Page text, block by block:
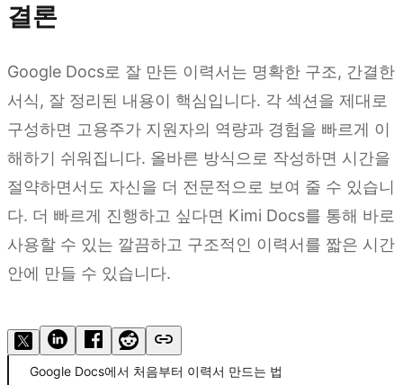
결론
Google Docs로 잘 만든 이력서는 명확한 구조, 간결한
서식, 잘 정리된 내용이 핵심입니다. 각 섹션을 제대로
구성하면 고용주가 지원자의 역량과 경험을 빠르게 이
해하기 쉬워집니다. 올바른 방식으로 작성하면 시간을
절약하면서도 자신을 더 전문적으로 보여 줄 수 있습니
다. 더 빠르게 진행하고 싶다면 Kimi Docs를 통해 바로
사용할 수 있는 깔끔하고 구조적인 이력서를 짧은 시간
안에 만들 수 있습니다.
Google Docs에서 처음부터 이력서 만드는 법